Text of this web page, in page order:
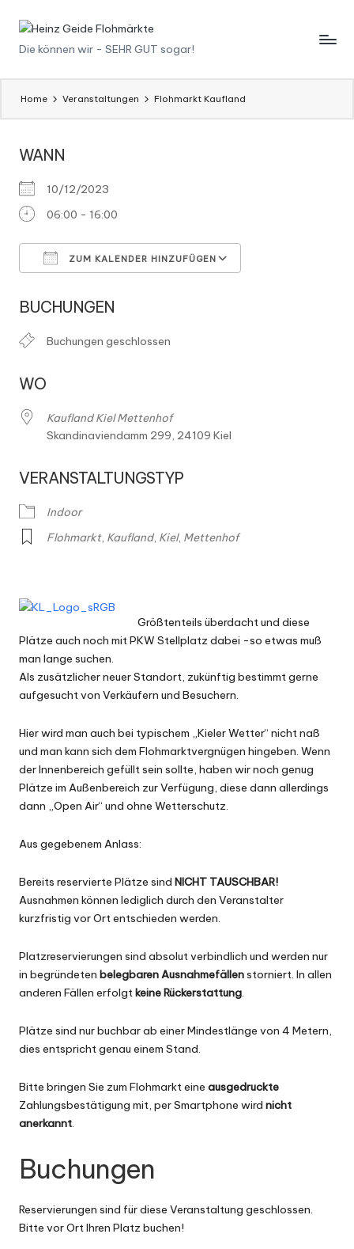
Skip
H
ei
n
G
ei
d
e
F
l
o
h
m
ä
k
e
Die können wir - SEHR GUT sogar!
Home Veranstaltungen Flohmarkt Kaufland
WANN
10/12/2023
06:00 - 16:00
ZUM KALENDER HINZUFÜGEN
BUCHUNGEN
Buchungen geschlossen
WO
Kaufland Kiel Mettenhof
Skandinaviendamm 299, 24109 Kiel
VERANSTALTUNGSTYP
Indoor
Flohmarkt, Kaufland, Kiel, Mettenhof
Größtenteils überdacht und diese
Plätze auch noch mit PKW Stellplatz dabei -so etwas muß
man lange suchen.
Als zusätzlicher neuer Standort, zukünftig bestimmt gerne
aufgesucht von Verkäufern und Besuchern.
Hier wird man auch bei typischem „Kieler Wetter“ nicht naß
und man kann sich dem Flohmarktvergnügen hingeben. Wenn
der Innenbereich gefüllt sein sollte, haben wir noch genug
Plätze im Außenbereich zur Verfügung, diese dann allerdings
dann „Open Air“ und ohne Wetterschutz.
Aus gegebenem Anlass:
Bereits reservierte Plätze sind NICHT TAUSCHBAR!
Ausnahmen können lediglich durch den Veranstalter
kurzfristig vor Ort entschieden werden.
Platzreservierungen sind absolut verbindlich und werden nur
in begründeten belegbaren Ausnahmefällenstorniert. In allen
anderen Fällen erfolgtkeine Rückerstattung.
Plätze sind nur buchbar ab einer Mindestlänge von 4 Metern,
dies entspricht genau einem Stand.
Bitte bringen Sie zum Flohmarkt eine ausgedruckte
Zahlungsbestätigung mit, per Smartphone wird nicht
anerkannt.
Buchungen
Reservierungen sind für diese Veranstaltung geschlossen.
Bitte vor Ort Ihren Platz buchen!